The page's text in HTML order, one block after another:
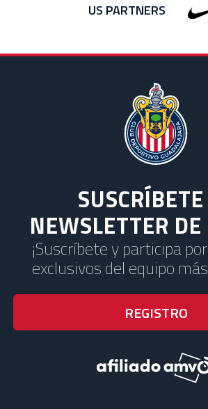
US PARTNERS
NEWSLETTER
¡Suscríbete y participa
exclusivos del equipo